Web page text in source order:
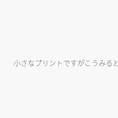
小さなプリントですがこうみる